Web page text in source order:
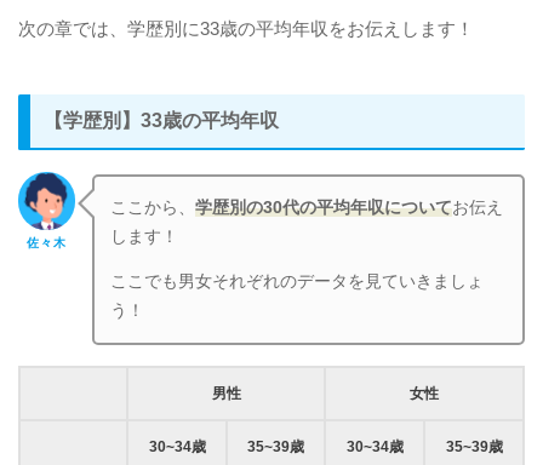
次の章では、学歴別に33歳の平均年収をお伝えします！
【学歴別】33歳の平均年収
佐々木
ここから、学歴別の30代の平均年収についてお伝え
します！
ここでも男女それぞれのデータを見ていきましょ
う！
男性 女性
30~34歳 35~39歳 30~34歳 35~39歳